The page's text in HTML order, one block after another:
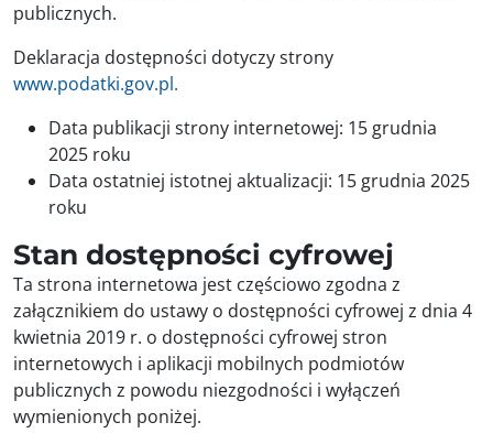
publicznych.
Deklaracja dostępności dotyczy strony
www.podatki.gov.pl.
Data publikacji strony internetowej: 15 grudnia
2025 roku
Data ostatniej istotnej aktualizacji: 15 grudnia 2025
roku
Stan dostępności cyfrowej
Ta strona internetowa jest częściowo zgodna z
załącznikiem do ustawy o dostępności cyfrowej z dnia 4
kwietnia 2019 r. o dostępności cyfrowej stron
internetowych i aplikacji mobilnych podmiotów
publicznych z powodu niezgodności i wyłączeń
wymienionych poniżej.